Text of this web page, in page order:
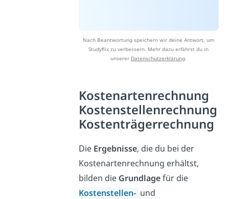
Nach Beantwortung speichern wir deine Antwort, um
Studyflix zu verbessern. Mehr dazu erfährst du in
unserer Datenschutzerklärung.
Kostenartenrechnung
Kostenstellenrechnung
Kostenträgerrechnung
Die Ergebnisse, die du bei der
Kostenartenrechnung erhältst,
bilden die Grundlagefür die
Kostenstellen- und